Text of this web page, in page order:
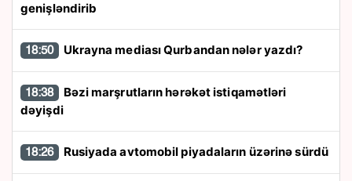
genişləndirib
18:50 Ukrayna mediası Qurbandan nələr yazdı?
18:38
dəyişdi
18:26 Rusiyada avtomobil piyadaların üzərinə sürdü